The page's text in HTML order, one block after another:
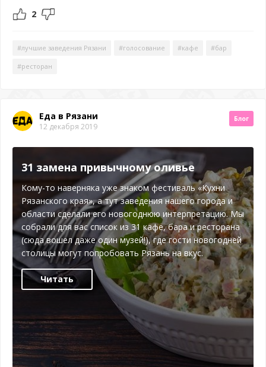
2
#лучшие заведения Рязани #голосование #кафе #бар
#ресторан
Еда в Рязани
12 декабря 2019
Блог
31 замена привычному оливье
Кому-то наверняка уже знаком фестиваль «Кухни
Рязанского края», а тут заведения нашего города и
области сделали его новогоднюю интерпретацию. Мы
собрали для вас список из 31 кафе, бара и ресторана
(сюда вошел даже один музей!), где гости новогодней
столицы могут попробовать Рязань на вкус.
Читать